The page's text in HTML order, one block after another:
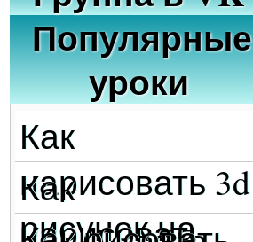
Популярные
уроки
Как
нарисовать 3d
рисунок на
Как